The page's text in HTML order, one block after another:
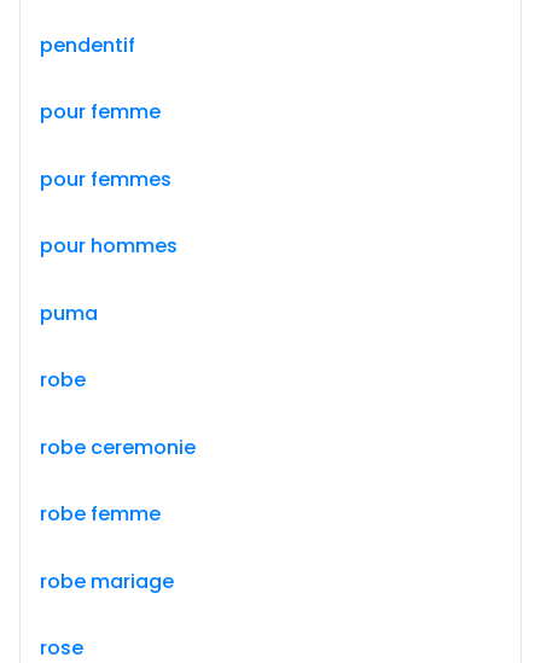
pendentif
pour femme
pour femmes
pour hommes
puma
robe
robe ceremonie
robe femme
robe mariage
rose